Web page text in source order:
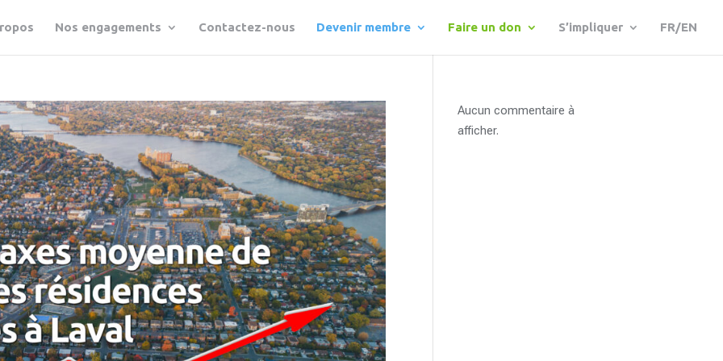
Nos engagements Contactez-nous Devenir membre Faire un don S’impliquer FR/EN
Aucun commentaire à
afficher.